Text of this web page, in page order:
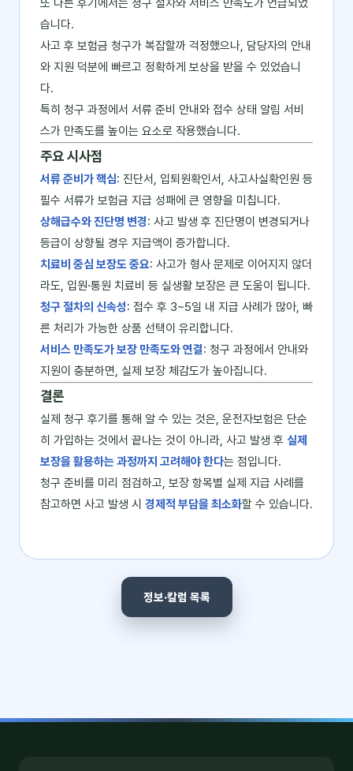
또 다른 후기에서는 청구 절차와 서비스 만족도가 언급되었
습니다.
사고 후 보험금 청구가 복잡할까 걱정했으나, 담당자의 안내
와 지원 덕분에 빠르고 정확하게 보상을 받을 수 있었습니
다.
특히 청구 과정에서 서류 준비 안내와 접수 상태 알림 서비
스가 만족도를 높이는 요소로 작용했습니다.
주요 시사점
서류 준비가 핵심: 진단서, 입퇴원확인서, 사고사실확인원 등
필수 서류가 보험금 지급 성패에 큰 영향을 미칩니다.
상해급수와 진단명 변경: 사고 발생 후 진단명이 변경되거나
등급이 상향될 경우 지급액이 증가합니다.
치료비 중심 보장도 중요: 사고가 형사 문제로 이어지지 않더
라도, 입원·통원 치료비 등 실생활 보장은 큰 도움이 됩니다.
청구 절차의 신속성: 접수 후 3~5일 내 지급 사례가 많아, 빠
른 처리가 가능한 상품 선택이 유리합니다.
서비스 만족도가 보장 만족도와 연결: 청구 과정에서 안내와
지원이 충분하면, 실제 보장 체감도가 높아집니다.
결론
실제 청구 후기를 통해 알 수 있는 것은, 운전자보험은 단순
히 가입하는 것에서 끝나는 것이 아니라, 사고 발생 후 실제
보장을 활용하는 과정까지 고려해야 한다는 점입니다.
청구 준비를 미리 점검하고, 보장 항목별 실제 지급 사례를
참고하면 사고 발생 시 경제적 부담을 최소화할 수 있습니다.
정보·칼럼 목록